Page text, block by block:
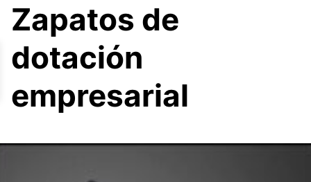
Zapatos de
dotación
empresarial